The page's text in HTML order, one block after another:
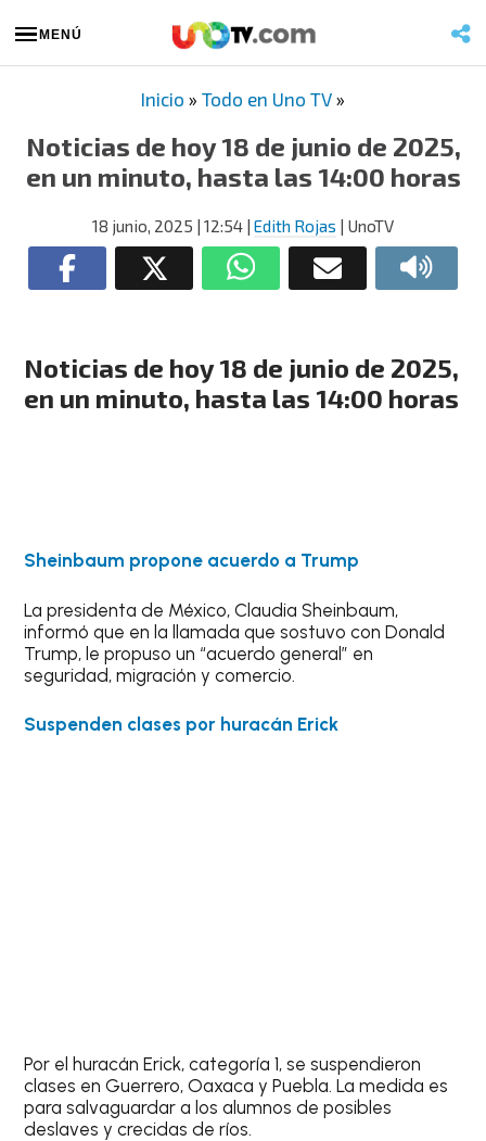
MENÚ
Inicio » Todo en Uno TV »
Noticias de hoy 18 de junio de 2025,
en un minuto, hasta las 14:00 horas
18 junio, 2025 | 12:54 | Edith Rojas | UnoTV
Noticias de hoy 18 de junio de 2025,
en un minuto, hasta las 14:00 horas
Sheinbaum propone acuerdo a Trump
La presidenta de México, Claudia Sheinbaum,
informó que en la llamada que sostuvo con Donald
Trump, le propuso un “acuerdo general” en
seguridad, migración y comercio.
Suspenden clases por huracán Erick
Por el huracán Erick, categoría 1, se suspendieron
clases en Guerrero, Oaxaca y Puebla. La medida es
para salvaguardar a los alumnos de posibles
deslaves y crecidas de ríos.